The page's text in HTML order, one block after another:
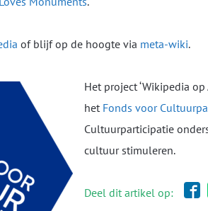
of blijf op de hoogte via meta-wiki.
Het project ‘Wikipedia
het Fonds voor
Cultuurparticipatie
cultuur stimuleren.
Deel dit artikel op: